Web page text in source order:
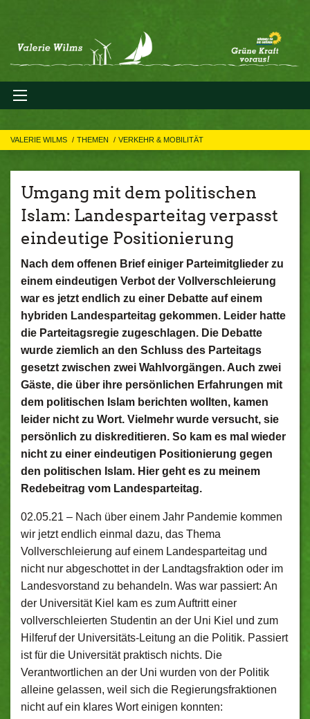
VALERIE WILMS THEMEN VERKEHR & MOBILITÄT
Umgang mit dem politischen
Islam: Landesparteitag verpasst
eindeutige Positionierung
Nach dem offenen Brief einiger Parteimitglieder zu
einem eindeutigen Verbot der Vollverschleierung
war es jetzt endlich zu einer Debatte auf einem
hybriden Landesparteitag gekommen. Leider hatte
die Parteitagsregie zugeschlagen. Die Debatte
wurde ziemlich an den Schluss des Parteitags
gesetzt zwischen zwei Wahlvorgängen. Auch zwei
Gäste, die über ihre persönlichen Erfahrungen mit
dem politischen Islam berichten wollten, kamen
leider nicht zu Wort. Vielmehr wurde versucht, sie
persönlich zu diskreditieren. So kam es mal wieder
nicht zu einer eindeutigen Positionierung gegen
den politischen Islam. Hier geht es zu meinem
Redebeitrag vom Landesparteitag.
02.05.21 – Nach über einem Jahr Pandemie kommen
wir jetzt endlich einmal dazu, das Thema
Vollverschleierung auf einem Landesparteitag und
nicht nur abgeschottet in der Landtagsfraktion oder im
Landesvorstand zu behandeln. Was war passiert: An
der Universität Kiel kam es zum Auftritt einer
vollverschleierten Studentin an der Uni Kiel und zum
Hilferuf der Universitäts-Leitung an die Politik. Passiert
ist für die Universität praktisch nichts. Die
Verantwortlichen an der Uni wurden von der Politik
alleine gelassen, weil sich die Regierungsfraktionen
nicht auf ein klares Wort einigen konnten: